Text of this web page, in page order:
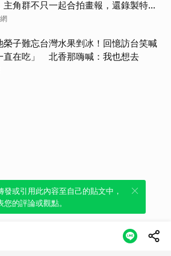
主角群不只一起合拍畫報，還錄製特別
榮子難忘台灣水果剉冰！回憶訪台笑喊
直在吃」 北香那嗨喊：我也想去
鍵引用此內容，透過發布貼
個人立場。
發或引用此內容至自己的貼文中，
您的評論或觀點。